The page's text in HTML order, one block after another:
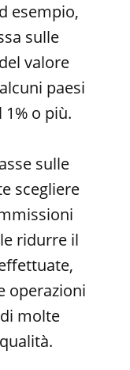
esempio,
sulle
valore
paesi
o più.
sulle
scegliere
ridurre il
operazioni
molte